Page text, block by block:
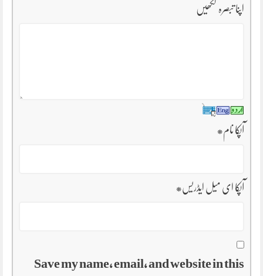
اپنا تبصرہ لکھیں
آپکا نام*
آپکا ای میل ایڈریس*
Save my name, email, and website in this